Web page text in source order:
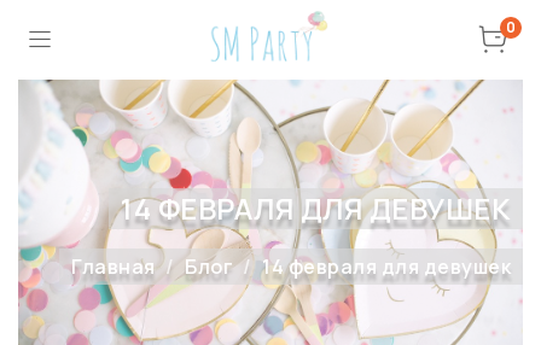
0
14 ФЕВРАЛЯ ДЛЯ ДЕВУШЕК
Главная Блог 14 февраля для девушек